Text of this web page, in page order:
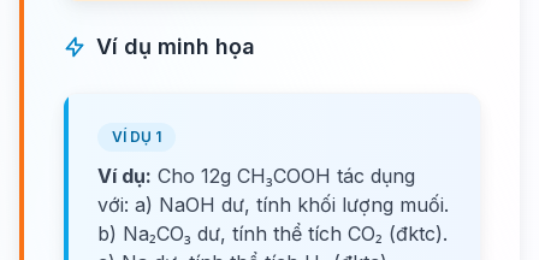
Ví dụ minh họa
VÍ DỤ 1
Ví dụ: Cho 12g CH₃COOH tác dụng
với: a) NaOH dư, tính khối lượng muối.
b) Na₂CO₃ dư, tính thể tích CO₂ (đktc).